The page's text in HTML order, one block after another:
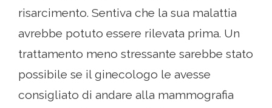
risarcimento. Sentiva che la sua malattia
avrebbe potuto essere rilevata prima. Un
trattamento meno stressante sarebbe stato
possibile se il ginecologo le avesse
consigliato di andare alla mammografia